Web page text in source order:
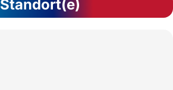
Standort(e)